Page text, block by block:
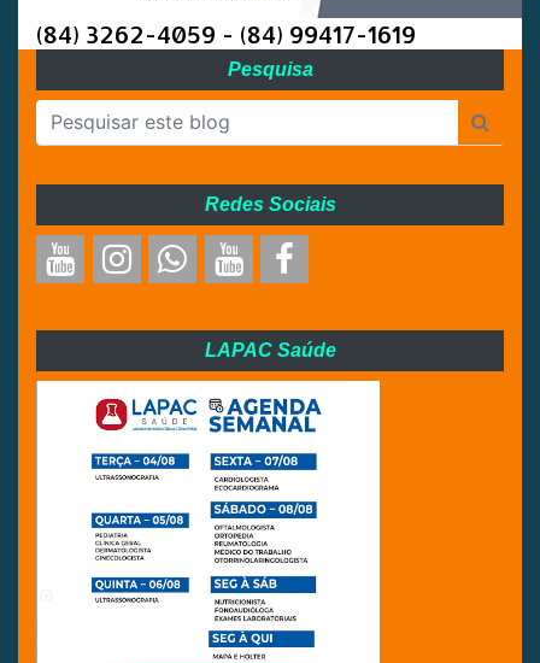
(84) 3262-4059 - (84) 99417-1619
Pesquisa
Redes Sociais
LAPAC Saúde